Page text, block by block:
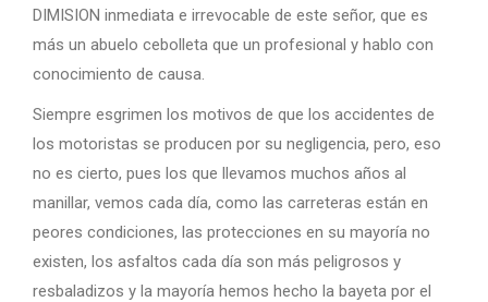
DIMISION inmediata e irrevocable de este señor, que es
más un abuelo cebolleta que un profesional y hablo con
conocimiento de causa.
Siempre esgrimen los motivos de que los accidentes de
los motoristas se producen por su negligencia, pero, eso
no es cierto, pues los que llevamos muchos años al
manillar, vemos cada día, como las carreteras están en
peores condiciones, las protecciones en su mayoría no
existen, los asfaltos cada día son más peligrosos y
resbaladizos y la mayoría hemos hecho la bayeta por el